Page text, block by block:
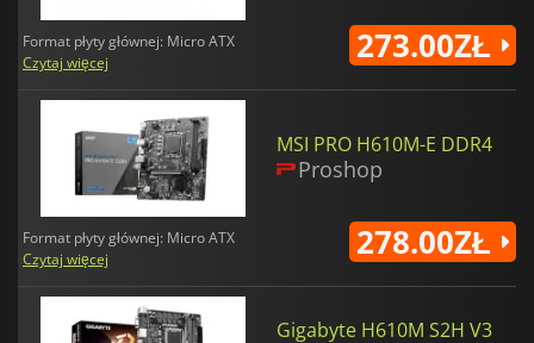
Format płyty głównej: Micro ATX
Czytaj więcej
273.00ZŁ
MSI PRO H610M-E DDR4
Proshop
Format płyty głównej: Micro ATX
Czytaj więcej
278.00ZŁ
Gigabyte H610M S2H V3